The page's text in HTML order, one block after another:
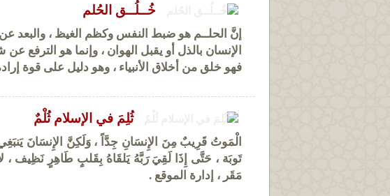
خُــلُــق الحُلم
إنَّ الحلــم هو ضبط النفس وكظم الغيظ ، والبعد
الإنسان بالذل أو يقبل الهوان ، وإنما هو الترفع
فهو خلق من أخلاق الأنبياء ، وهو دليل على قوة
ثُلِمَ في الإسلام ثُلْمٌ
الْمَوتُ قَرِيبٌ مِنَ الإِنسَانِ جِدَّاً ، وَلَكِنَّ الإِنسَانَ
تَوبَة ، حَتَّى إِذَا لَقِيَ رَبَّهُ يَلقَاهُ بِقَلبٍ طَاهِرٍ نَظِيف ،
مَقَر ، إدارة الموقع .